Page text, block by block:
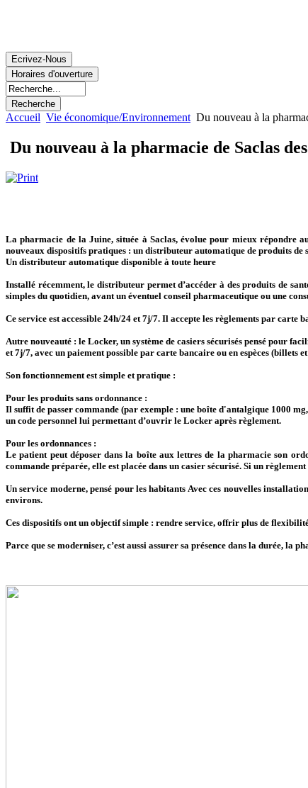
Accueil Vie économique/Environnement Du nouveau à la
Du nouveau à la pharmacie de Saclas
La pharmacie de la Juine, située à Saclas, évolue pour mieux répondre
nouveaux dispositifs pratiques : un distributeur automatique de produits de
Un distributeur automatique disponible à toute heure
Installé récemment, le distributeur permet d’accéder à des produits de
simples du quotidien, avant un éventuel conseil pharmaceutique ou une
Ce service est accessible 24h/24 et 7j/7. Il accepte les règlements par carte
Autre nouveauté : le Locker, un système de casiers sécurisés pensé pour
et 7j/7, avec un paiement possible par carte bancaire ou en espèces (billets
Son fonctionnement est simple et pratique :
Pour les produits sans ordonnance :
Il suffit de passer commande (par exemple : une boîte d'antalgique 1000
un code personnel lui permettant d’ouvrir le Locker après règlement.
Pour les ordonnances :
Le patient peut déposer dans la boîte aux lettres de la pharmacie son
commande préparée, elle est placée dans un casier sécurisé. Si un
Un service moderne, pensé pour les habitants Avec ces nouvelles
environs.
Ces dispositifs ont un objectif simple : rendre service, offrir plus de
Parce que se moderniser, c’est aussi assurer sa présence dans la durée,